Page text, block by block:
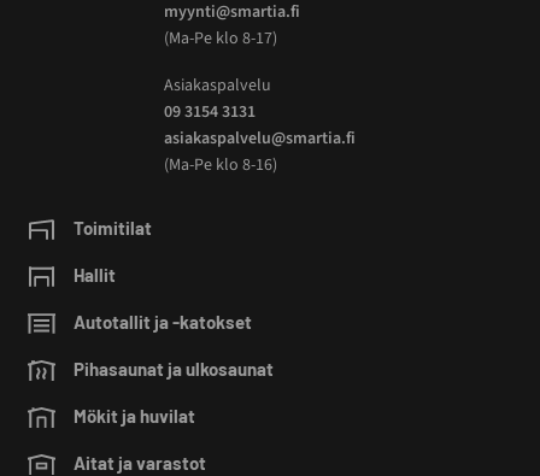
myynti@smartia.fi
(Ma-Pe klo 8-17)
Asiakaspalvelu
09 3154 3131
asiakaspalvelu@smartia.fi
(Ma-Pe klo 8-16)
Toimitilat
Hallit
Autotallit ja -katokset
Pihasaunat ja ulkosaunat
Mökit ja huvilat
Aitat ja varastot